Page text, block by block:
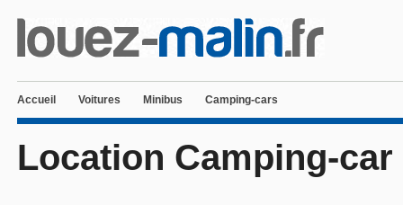
Accueil Voitures Minibus Camping-cars
Location Camping-